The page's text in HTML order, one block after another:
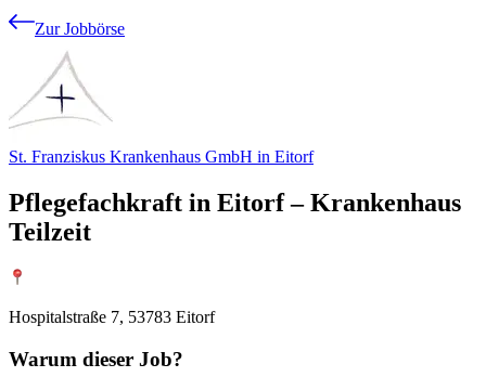
Zur Jobbörse
St. Franziskus Krankenhaus GmbH in Eitorf
Pflegefachkraft in Eitorf – Krankenhaus
Teilzeit
Hospitalstraße 7, 53783 Eitorf
Warum dieser Job?